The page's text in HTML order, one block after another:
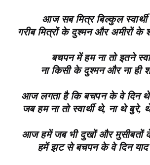
आज सब मित्र बिल्कुल स्वार्थी
गरीब मित्रों के दुश्मन और अमीरों के
बचपन में हम ना तो इतने
ना किसी के दुश्मन और ना ही
आज लगता है कि बचपन के वे दिन
जब हम ना तो स्वार्थी थे, ना थे बुरे,
आज हमें जब भी दुखों और मुसीबतों
हमें झट से बचपन के वे दिन